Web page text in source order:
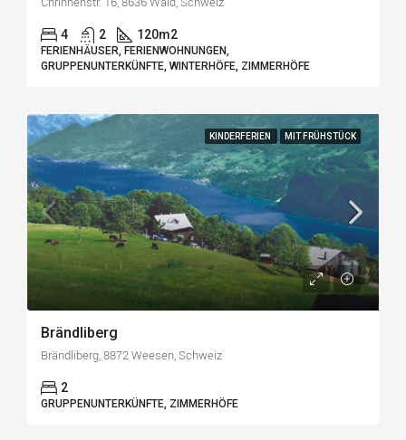
4 2 120m2
FERIENHÄUSER, FERIENWOHNUNGEN,
GRUPPENUNTERKÜNFTE, WINTERHÖFE, ZIMMERHÖFE
KINDERFERIEN MIT FRÜHSTÜCK
Brändliberg
Brändliberg, 8872 Weesen, Schweiz
2
GRUPPENUNTERKÜNFTE, ZIMMERHÖFE